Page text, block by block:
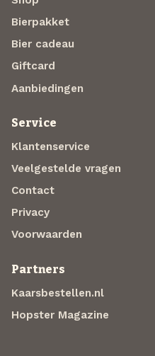
Bierpakket
Bier cadeau
Giftcard
Aanbiedingen
Service
Klantenservice
Veelgestelde vragen
Contact
Privacy
Voorwaarden
Partners
Kaarsbestellen.nl
Hopster Magazine